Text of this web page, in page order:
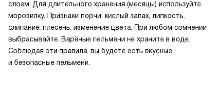
слоем. Для длительного хранения (месяцы) используйте
морозилку. Признаки порчи: кислый запах, липкость,
слипание, плесень, изменение цвета. При любом сомнении
выбрасывайте. Варёные пельмени не храните в воде.
Соблюдая эти правила, вы будете есть вкусные
и безопасные пельмени.